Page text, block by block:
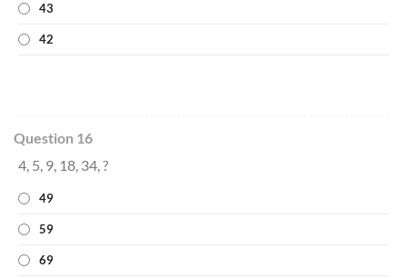
43
42
Question 16
4, 5, 9, 18, 34, ?
49
59
69